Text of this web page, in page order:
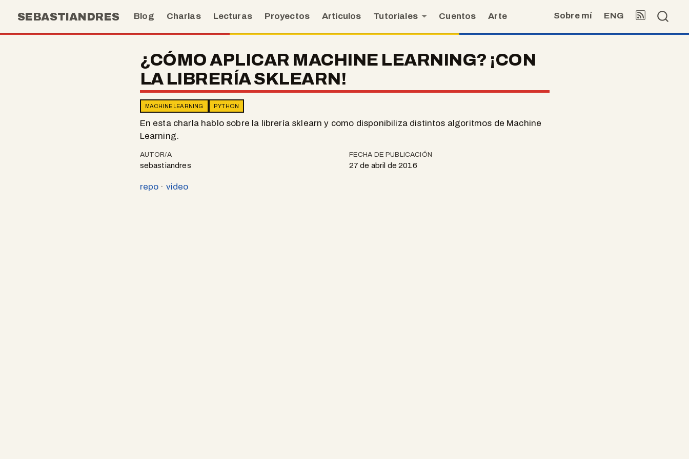
SEBASTIANDRES Blog Charlas Lecturas Proyectos Artículos Tutoriales Cuentos Arte Sobre mí ENG
¿CÓMO APLICAR MACHINE LEARNING? ¡CON
LA LIBRERÍA SKLEARN!
MACHINE LEARNING PYTHON
En esta charla hablo sobre la librería sklearn y como disponibiliza distintos algoritmos de Machine
Learning.
AUTOR/A
sebastiandres
FECHA DE PUBLICACIÓN
27 de abril de 2016
repo · video